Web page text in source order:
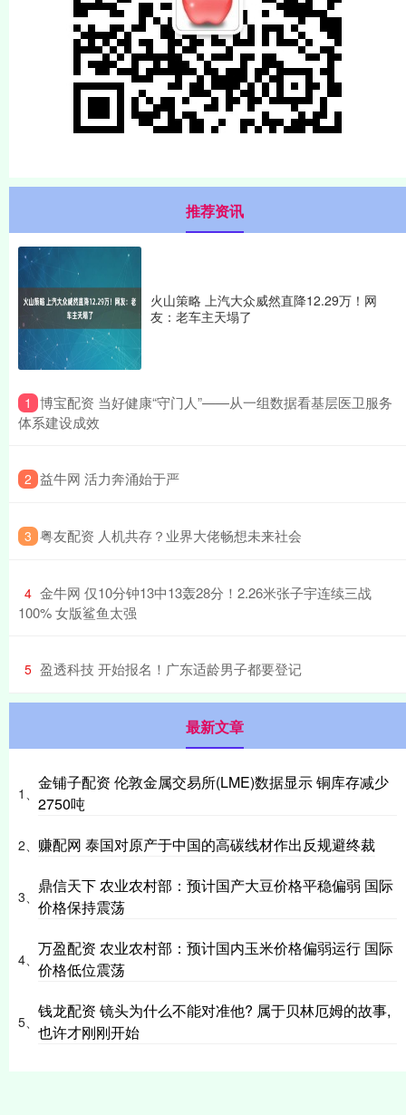
推荐资讯
火山策略 上汽大众威然直降12.29万！网
友：老车主天塌了
1 ​博宝配资 当好健康“守门人”——从一组数据看基层医卫服务
体系建设成效
2 ​益牛网 活力奔涌始于严
3 ​粤友配资 人机共存？业界大佬畅想未来社会
4 ​金牛网 仅10分钟13中13轰28分！2.26米张子宇连续三战
100% 女版鲨鱼太强
5 ​盈透科技 开始报名！广东适龄男子都要登记
最新文章
1、
金铺子配资 伦敦金属交易所(LME)数据显示 铜库存减少
2750吨
2、 赚配网 泰国对原产于中国的高碳线材作出反规避终裁
3、
鼎信天下 农业农村部：预计国产大豆价格平稳偏弱 国际
价格保持震荡
4、
万盈配资 农业农村部：预计国内玉米价格偏弱运行 国际
价格低位震荡
5、
钱龙配资 镜头为什么不能对准他? 属于贝林厄姆的故事,
也许才刚刚开始